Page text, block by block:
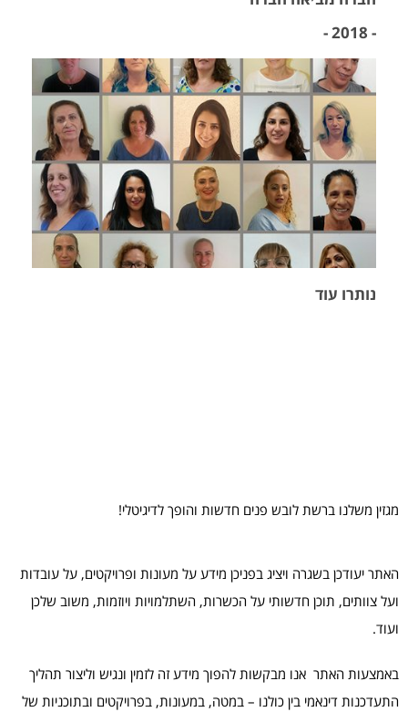
- 2018 -
נותרו עוד
מגזין משלנו ברשת לובש פנים חדשות והופך לדיגיטלי!
האתר יעודכן בשגרה ויציג בפניכן מידע על מעונות ופרויקטים, על עובדות
ועל צוותים, תוכן חדשותי על הכשרות, השתלמויות ויוזמות, משוב שלכן
ועוד.
באמצעות האתר אנו מבקשות להפוך מידע זה לזמין ונגיש וליצור תהליך
התעדכנות דינאמי בין כולנו – במטה, במעונות, בפרויקטים ובתוכניות של